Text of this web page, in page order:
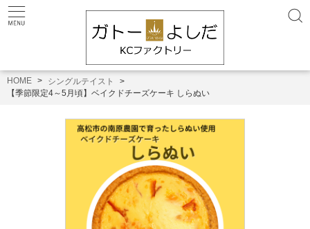
HOME
シングルテイスト
【季節限定4～5月頃】ベイクドチーズケーキ しらぬい